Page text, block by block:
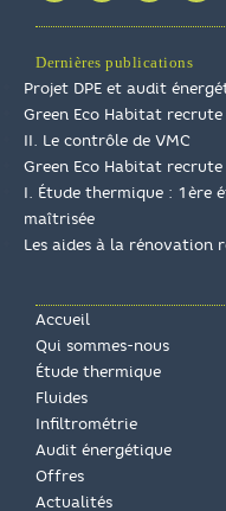
Dernières publications
Projet DPE et audit
Green Eco Habitat recrute
II. Le contrôle de VMC
Green Eco Habitat
I. Étude thermique : 1ère
maîtrisée
Les aides à la
Accueil
Qui sommes-nous
Étude thermique
Fluides
Infiltrométrie
Audit énergétique
Offres
Actualités